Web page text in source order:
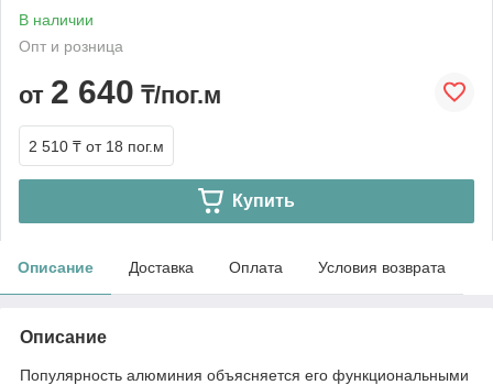
В наличии
Опт и розница
от 2 640 ₸/пог.м
2 510 ₸ от 18 пог.м
Купить
Описание Доставка Оплата Условия возврата
Описание
Популярность алюминия объясняется его функциональными